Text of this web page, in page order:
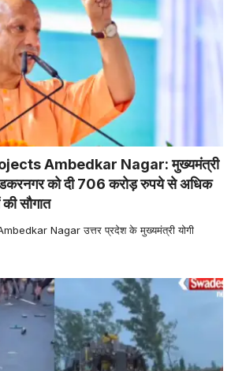
Ambedkar Nagar: मुख्यमंत्री
को दी 706 करोड़ रुपये से अधिक
सौगात
Nagar उत्तर प्रदेश के मुख्यमंत्री योगी